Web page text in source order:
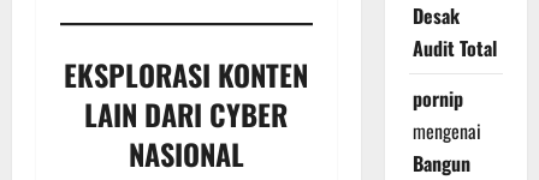
EKSPLORASI KONTEN
LAIN DARI CYBER
NASIONAL
Desak
Audit Total
pornip
mengenai
Bangun